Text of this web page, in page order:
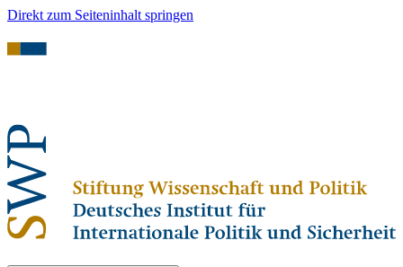
Direkt zum Seiteninhalt springen